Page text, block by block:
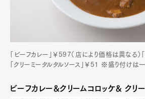
「ビーフカレー」￥597（店により価格は異なる）
「クリーミータルタルソース」￥51 ※盛り付けは一
ビーフカレー&クリームコロッケ& クリ